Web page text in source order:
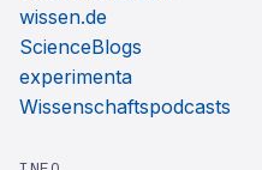
wissen.de
ScienceBlogs
experimenta
Wissenschaftspodcasts